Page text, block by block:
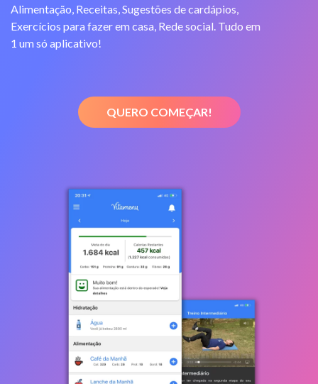
Alimentação, Receitas, Sugestões de cardápios,
Exercícios para fazer em casa, Rede social. Tudo em
1 um só aplicativo!
QUERO COMEÇAR!